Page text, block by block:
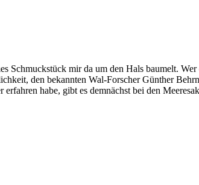
mir da um den Hals baumelt.
den bekannten Wal-Forscher Günther
erfahren habe, gibt es demnächst bei den